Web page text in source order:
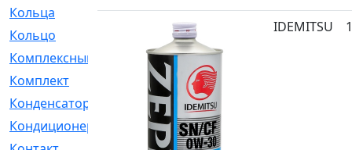
Кольца
[1164]
Кольцо
Комплексный
[1]
Комплект
[196]
Конденсатор
[1]
Кондиционер
[2]
IDEMITSU 1